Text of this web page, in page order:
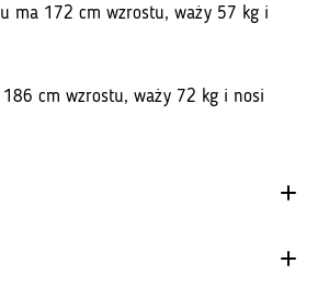
ma 172 cm wzrostu, waży 57 kg i
186 cm wzrostu, waży 72 kg i nosi